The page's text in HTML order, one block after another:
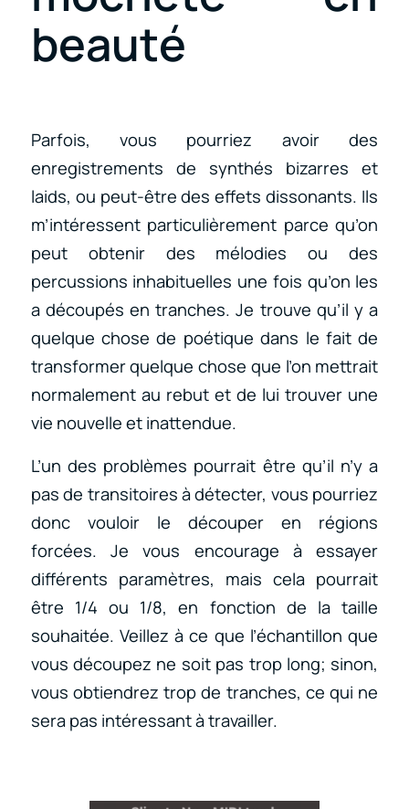
beauté
Parfois, vous pourriez avoir des
enregistrements de synthés bizarres et
laids, ou peut-être des effets dissonants. Ils
m’intéressent particulièrement parce qu’on
peut obtenir des mélodies ou des
percussions inhabituelles une fois qu’on les
a découpés en tranches. Je trouve qu’il y a
quelque chose de poétique dans le fait de
transformer quelque chose que l’on mettrait
normalement au rebut et de lui trouver une
vie nouvelle et inattendue.
L’un des problèmes pourrait être qu’il n’y a
pas de transitoires à détecter, vous pourriez
donc vouloir le découper en régions
forcées. Je vous encourage à essayer
différents paramètres, mais cela pourrait
être 1/4 ou 1/8, en fonction de la taille
souhaitée. Veillez à ce que l’échantillon que
vous découpez ne soit pas trop long; sinon,
vous obtiendrez trop de tranches, ce qui ne
sera pas intéressant à travailler.